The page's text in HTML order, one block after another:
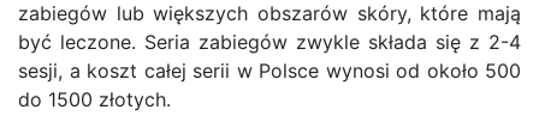
zabiegów lub większych obszarów skóry, które mają
być leczone. Seria zabiegów zwykle składa się z 2-4
sesji, a koszt całej serii w Polsce wynosi od około 500
do 1500 złotych.